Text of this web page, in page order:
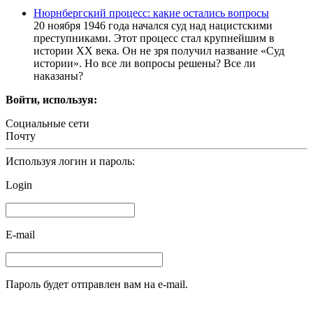
Нюрнбергский процесс: какие остались вопросы
20 ноября 1946 года начался суд над нацистскими
преступниками. Этот процесс стал крупнейшим в
истории ХХ века. Он не зря получил название «Суд
истории». Но все ли вопросы решены? Все ли
наказаны?
Войти, используя:
Социальные сети
Почту
Используя логин и пароль:
Login
E-mail
Пароль будет отправлен вам на e-mail.